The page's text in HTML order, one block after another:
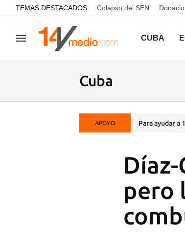
common.go-to-content
TEMAS DESTACADOS Colapso del SEN
Navegación CUBA
Cuba
APOYO Para ayudar a
pero